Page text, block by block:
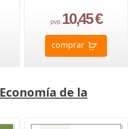
pvp. 10,45 €
comprar
Economía de la